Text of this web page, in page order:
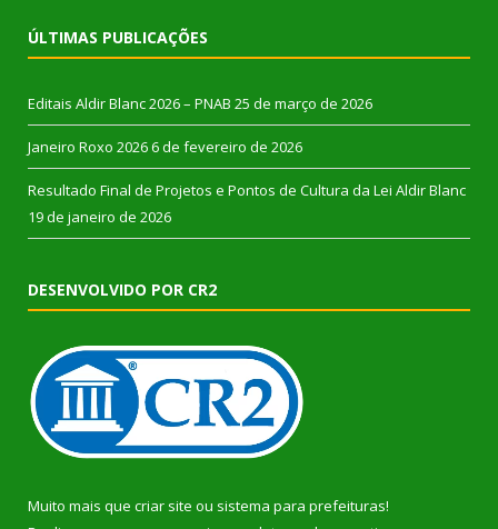
ÚLTIMAS PUBLICAÇÕES
Editais Aldir Blanc 2026 – PNAB 25 de março de 2026
Janeiro Roxo 2026 6 de fevereiro de 2026
Resultado Final de Projetos e Pontos de Cultura da Lei Aldir Blanc
19 de janeiro de 2026
DESENVOLVIDO POR CR2
Muito mais que criar site ou sistema para prefeituras!